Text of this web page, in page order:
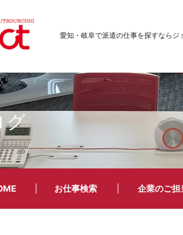
愛知・岐阜で派遣の仕事を探すならジ
グ
お仕事検索 企業のご担